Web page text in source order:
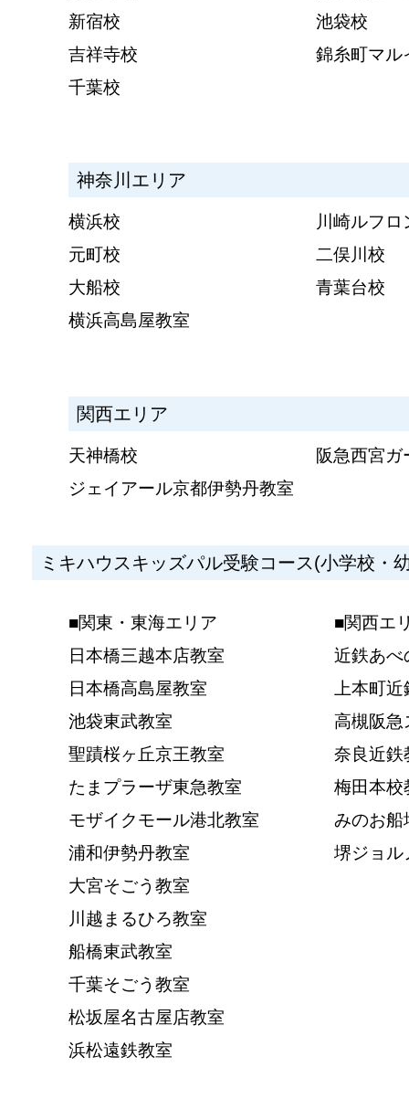
新宿校
池袋校
吉祥寺校
錦糸町マル
千葉校
神奈川エリア
横浜校
川崎ルフロ
元町校
二俣川校
大船校
青葉台校
横浜高島屋教室
関西エリア
天神橋校
阪急西宮ガ
ジェイアール京都伊勢丹教室
ミキハウスキッズパル受験コース(小学校・
■関東・東海エリア
日本橋三越本店教室
日本橋高島屋教室
池袋東武教室
聖蹟桜ヶ丘京王教室
たまプラーザ東急教室
モザイクモール港北教室
浦和伊勢丹教室
大宮そごう教室
川越まるひろ教室
船橋東武教室
千葉そごう教室
松坂屋名古屋店教室
浜松遠鉄教室
■関西エ
近鉄あべ
上本町
高槻阪急
奈良近鉄
梅田本校
みのお船
堺ジョル